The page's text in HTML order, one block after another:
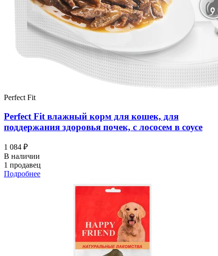
Perfect Fit
Perfect Fit влажный корм для кошек, для
поддержания здоровья почек, с лососем в соусе
1 084 ₽
В наличии
1 продавец
Подробнее